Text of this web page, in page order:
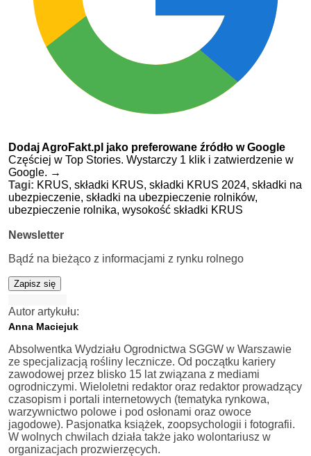
Dodaj AgroFakt.pl jako preferowane źródło w Google
Częściej w Top Stories. Wystarczy 1 klik i zatwierdzenie w
Google. →
Tagi: KRUS, składki KRUS, składki KRUS 2024, składki na
ubezpieczenie, składki na ubezpieczenie rolników,
ubezpieczenie rolnika, wysokość składki KRUS
Newsletter
Bądź na bieżąco z informacjami z rynku rolnego
Zapisz się
Autor artykułu:
Anna Maciejuk
Absolwentka Wydziału Ogrodnictwa SGGW w Warszawie
ze specjalizacją rośliny lecznicze. Od początku kariery
zawodowej przez blisko 15 lat związana z mediami
ogrodniczymi. Wieloletni redaktor oraz redaktor prowadzący
czasopism i portali internetowych (tematyka rynkowa,
warzywnictwo polowe i pod osłonami oraz owoce
jagodowe). Pasjonatka książek, zoopsychologii i fotografii.
W wolnych chwilach działa także jako wolontariusz w
organizacjach prozwierzęcych.